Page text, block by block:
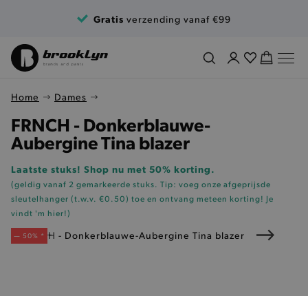
Gratis verzending vanaf €99
Home Dames
FRNCH - Donkerblauwe-
Aubergine Tina blazer
Laatste stuks! Shop nu met 50% korting.
(geldig vanaf 2 gemarkeerde stuks. Tip: voeg onze afgeprijsde
sleutelhanger (t.w.v. €0.50) toe en ontvang meteen korting! Je
vindt 'm hier!)
— 50% *